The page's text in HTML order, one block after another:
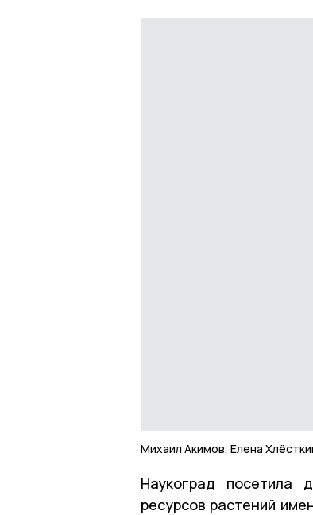
Михаил Акимов, Елена
Наукоград посетила
ресурсов растений